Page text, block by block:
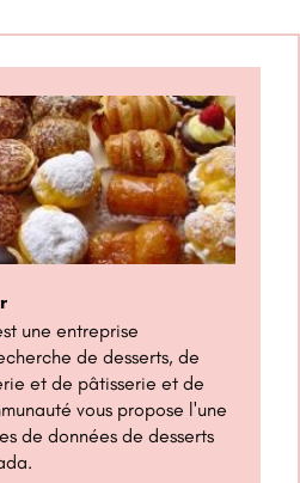
une entreprise
de desserts, de
et de pâtisserie et de
vous propose l'une
de données de desserts